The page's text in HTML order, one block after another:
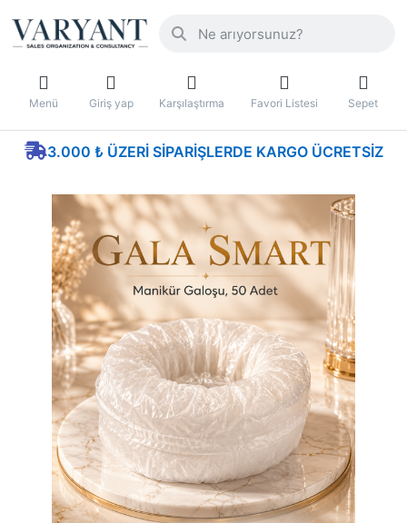
Menü Giriş yap Karşılaştırma Favori Listesi Sepet
3.000 ₺ ÜZERI SIPARIŞLERDE KARGO ÜCRETSIZ